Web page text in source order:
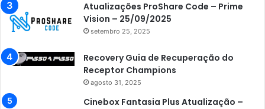
Atualizações ProShare Code – Prime
Vision – 25/09/2025
setembro 25, 2025
Recovery Guia de Recuperação do
Receptor Champions
agosto 31, 2025
Cinebox Fantasia Plus Atualização –